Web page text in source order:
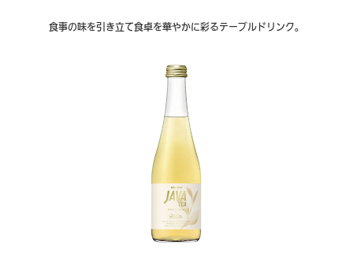
食事の味を引き立て食卓を華やかに彩るテーブルドリンク。